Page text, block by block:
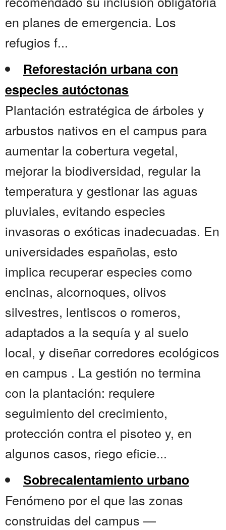
en planes de emergencia. Los
refugios f...
Reforestación urbana con
especies autóctonas
Plantación estratégica de árboles y
arbustos nativos en el campus para
aumentar la cobertura vegetal,
mejorar la biodiversidad, regular la
temperatura y gestionar las aguas
pluviales, evitando especies
invasoras o exóticas inadecuadas. En
universidades españolas, esto
implica recuperar especies como
encinas, alcornoques, olivos
silvestres, lentiscos o romeros,
adaptados a la sequía y al suelo
local, y diseñar corredores ecológicos
en campus . La gestión no termina
con la plantación: requiere
seguimiento del crecimiento,
protección contra el pisoteo y, en
algunos casos, riego eficie...
Sobrecalentamiento urbano
Fenómeno por el que las zonas
construidas del campus —